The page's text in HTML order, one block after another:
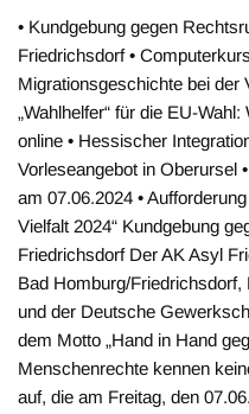
• Kundgebung gegen
Friedrichsdorf •
Migrationsgeschichte bei der
„Wahlhelfer“ für die EU-
online • Hessischer
Vorleseangebot in Oberursel
am 07.06.2024 •
Vielfalt 2024“ Kundgebung
Friedrichsdorf Der AK Asyl
Bad Homburg/
und der Deutsche
dem Motto „Hand in Hand
Menschenrechte kennen
auf, die am Freitag, den